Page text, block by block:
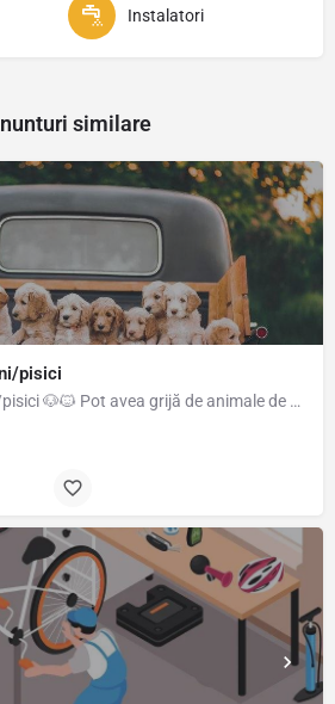
Instalatori
similare
pisici
Pot plimba/îngriji câini/pisici 🐶🐱 Pot avea grijă de animale de companie/plante cât timp proprietarii sunt…